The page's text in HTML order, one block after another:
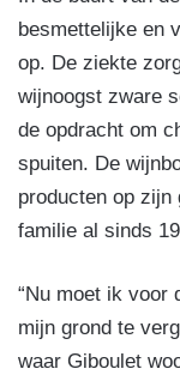
besmettelijke en
op. De ziekte
wijnoogst zware
de opdracht om
spuiten. De
producten op zijn
familie al sinds
“Nu moet ik voor
mijn grond te
waar Giboulet